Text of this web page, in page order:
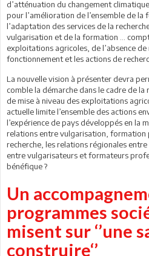
d’atténuation du changement
pour l’amélioration de l’ensemble de la
l’adaptation des services de la
vulgarisation et de la formation …
exploitations agricoles, de l’absence
fonctionnement et les actions de
La nouvelle vision à présenter devra
comble la démarche dans le cadre de
de mise à niveau des exploitations
actuelle limite l’ensemble des actions
l’expérience de pays développés en la
relations entre vulgarisation, formation
recherche, les relations régionales
entre vulgarisateurs et formateurs
bénéfique ?
Un
programmes
misent sur ‘’une
construire‘’